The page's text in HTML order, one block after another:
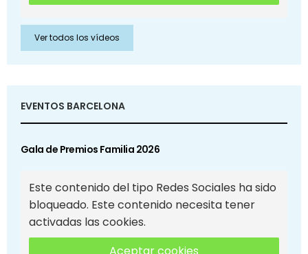
Ver todos los vídeos
EVENTOS BARCELONA
Gala de Premios Familia 2026
Este contenido del tipo Redes Sociales ha sido
bloqueado. Este contenido necesita tener
activadas las cookies.